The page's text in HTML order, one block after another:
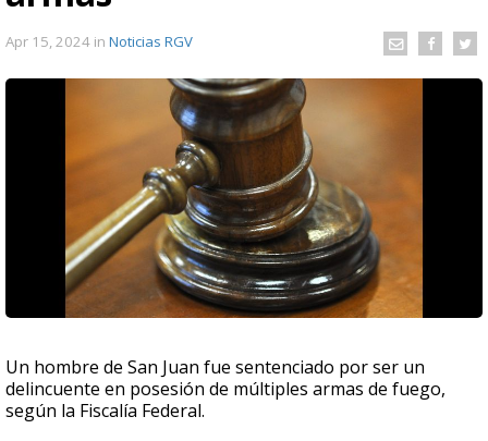
Apr 15, 2024 in Noticias RGV
Un hombre de San Juan fue sentenciado por ser un
delincuente en posesión de múltiples armas de fuego,
según la Fiscalía Federal.